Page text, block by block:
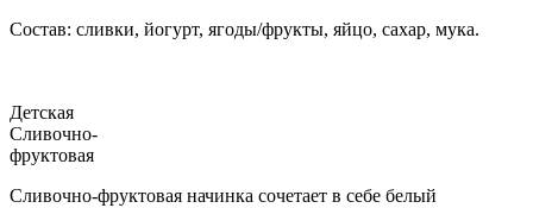
Состав: сливки, йогурт, ягоды/фрукты, яйцо, сахар, мука.
Детская
Сливочно-
фруктовая
Сливочно-фруктовая начинка сочетает в себе белый